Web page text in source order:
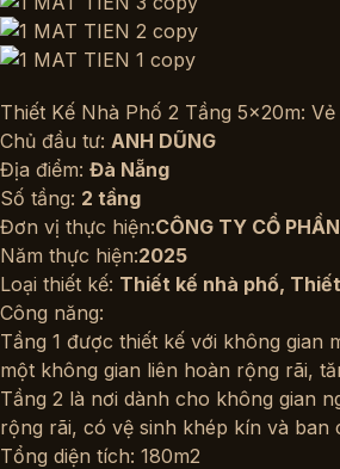
Thiết Kế Nhà Phố 2 Tầng 5x20m:
Chủ đầu tư: ANH DŨNG
Địa điểm: Đà Nẵng
Số tầng: 2 tầng
Đơn vị thực hiện:CÔNG TY CỔ
Năm thực hiện:2025
Loại thiết kế: Thiết kế nhà phố,
Công năng:
Tầng 1 được thiết kế với không gian
một không gian liên hoàn rộng rãi,
Tầng 2 là nơi dành cho không gian
rộng rãi, có vệ sinh khép kín và ban
Tổng diện tích: 180m2